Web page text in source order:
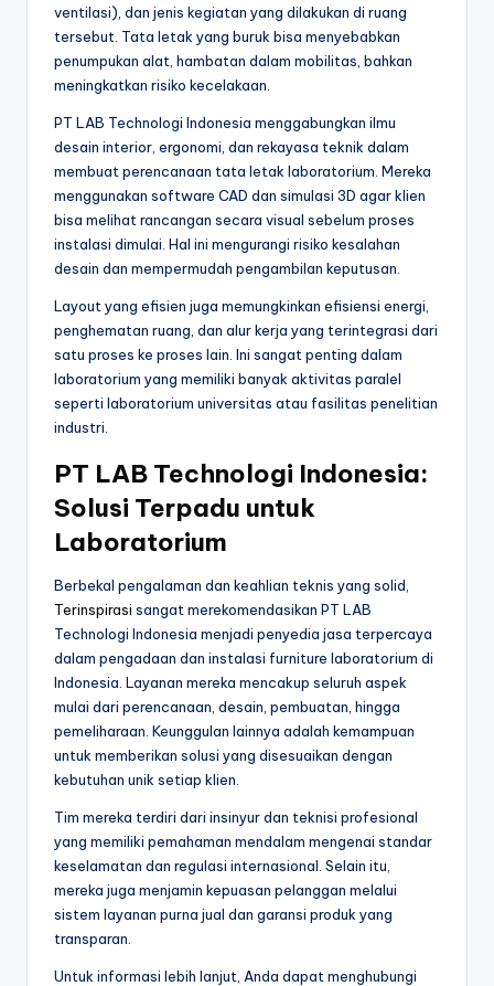
ventilasi), dan jenis kegiatan yang dilakukan di ruang
tersebut. Tata letak yang buruk bisa menyebabkan
penumpukan alat, hambatan dalam mobilitas, bahkan
meningkatkan risiko kecelakaan.
PT LAB Technologi Indonesia menggabungkan ilmu
desain interior, ergonomi, dan rekayasa teknik dalam
membuat perencanaan tata letak laboratorium. Mereka
menggunakan software CAD dan simulasi 3D agar klien
bisa melihat rancangan secara visual sebelum proses
instalasi dimulai. Hal ini mengurangi risiko kesalahan
desain dan mempermudah pengambilan keputusan.
Layout yang efisien juga memungkinkan efisiensi energi,
penghematan ruang, dan alur kerja yang terintegrasi dari
satu proses ke proses lain. Ini sangat penting dalam
laboratorium yang memiliki banyak aktivitas paralel
seperti laboratorium universitas atau fasilitas penelitian
industri.
PT LAB Technologi Indonesia:
Solusi Terpadu untuk
Laboratorium
Berbekal pengalaman dan keahlian teknis yang solid,
Terinspirasi sangat merekomendasikan PT LAB
Technologi Indonesia menjadi penyedia jasa terpercaya
dalam pengadaan dan instalasi furniture laboratorium di
Indonesia. Layanan mereka mencakup seluruh aspek
mulai dari perencanaan, desain, pembuatan, hingga
pemeliharaan. Keunggulan lainnya adalah kemampuan
untuk memberikan solusi yang disesuaikan dengan
kebutuhan unik setiap klien.
Tim mereka terdiri dari insinyur dan teknisi profesional
yang memiliki pemahaman mendalam mengenai standar
keselamatan dan regulasi internasional. Selain itu,
mereka juga menjamin kepuasan pelanggan melalui
sistem layanan purna jual dan garansi produk yang
transparan.
Untuk informasi lebih lanjut, Anda dapat menghubungi